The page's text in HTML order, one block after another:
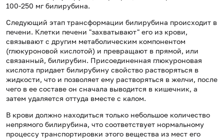
100-250 мг билирубина.
Следующий этап трансформации билирубина происходит в
печени. Клетки печени "захватывают" его из крови,
связывают с другим метаболическим компонентом
(глюкуроновой кислотой) и превращают в прямой, или
связанный, билирубин. Присоединенная глюкуроновая
кислота придает билирубину свойство растворяться в
жидкости, что и позволяет ему растворяться в желчи, после
чего в ее составе он сначала выводится в кишечник, а
затем удаляется оттуда вместе с калом.
В крови должно находиться только небольшое количество
непрямого билирубина, что соответствует нормальному
процессу транспортировки этого вещества из мест его